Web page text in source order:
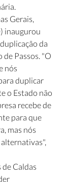
Gerais,
inaugurou
da
Passos. "O
nós
duplicar
o Estado não
recebe de
para que
mas nós
Caldas